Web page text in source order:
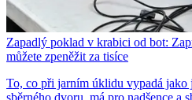
Zapadlý poklad v krabici od bot:
můžete zpeněžit za tisíce
To, co při jarním úklidu vypadá jako